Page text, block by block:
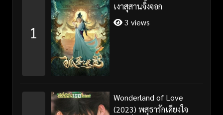
1
เงาสุสานจิ้งจอก
3 views
Wonderland of Love
(2023) พสุธารักเคียงใจ